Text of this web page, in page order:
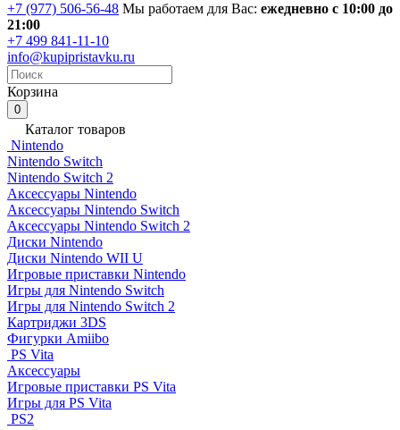
+7 (977) 506-56-48 Мы работаем для Вас: ежедневно с 10:00 до
21:00
+7 499 841-11-10
info@kupipristavku.ru
Корзина
0
Каталог товаров
Nintendo
Nintendo Switch
Nintendo Switch 2
Аксессуары Nintendo
Аксессуары Nintendo Switch
Аксессуары Nintendo Switch 2
Диски Nintendo
Диски Nintendo WII U
Игровые приставки Nintendo
Игры для Nintendo Switch
Игры для Nintendo Switch 2
Картриджи 3DS
Фигурки Amiibo
PS Vita
Аксессуары
Игровые приставки PS Vita
Игры для PS Vita
PS2